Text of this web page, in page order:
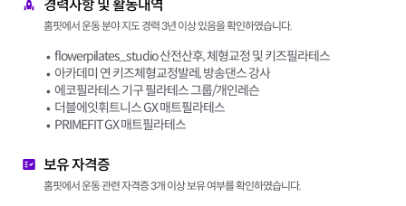
경력사항 및 활동내역
홈핏에서 운동 분야 지도 경력 3년 이상 있음을 확인하였습니다.
flowerpilates_studio 산전산후, 체형교정 및 키즈필라테스
아카데미 연 키즈체형교정발레, 방송댄스 강사
에코필라테스 기구 필라테스 그룹/개인레슨
더블에잇휘트니스 GX 매트필라테스
PRIMEFIT GX 매트필라테스
보유 자격증
홈핏에서 운동 관련 자격증 3개 이상 보유 여부를 확인하였습니다.